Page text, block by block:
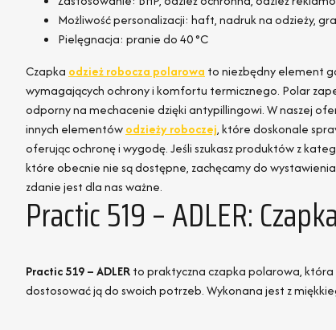
Możliwość personalizacji: haft, nadruk na odzieży,
Pielęgnacja: pranie do 40 °C
Czapka odzież robocza polarowa to niezbędny element
wymagających ochrony i komfortu termicznego. Polar
odporny na mechacenie dzięki antypillingowi. W naszej
innych elementówodzieży roboczej, które doskonale
oferując ochronę i wygodę. Jeśli szukasz produktów z
które obecnie nie są dostępne, zachęcamy do
zdanie jest dla nas ważne.
Practic 519 – ADLER:
Practic 519 – ADLERto praktyczna czapka polarowa, która
dostosować ją do swoich potrzeb. Wykonana jest z